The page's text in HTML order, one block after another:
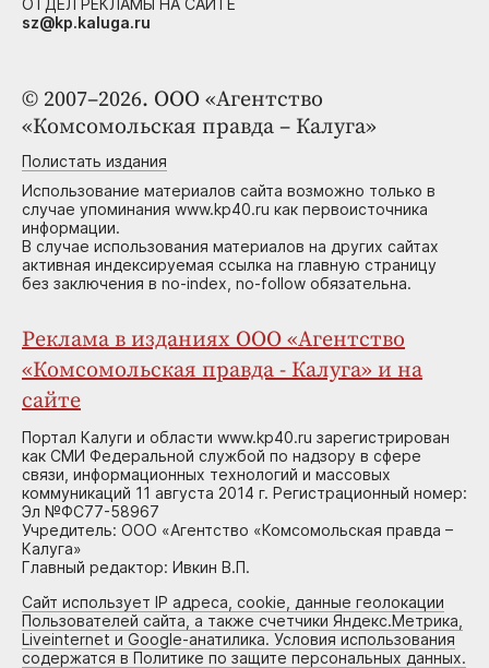
© 2007–2026. ООО «Агентство
«Комсомольская правда – Калуга»
Полистать издания
Использование материалов сайта возможно только в
случае упоминания www.kp40.ru как первоисточника
информации.
В случае использования материалов на других сайтах
активная индексируемая ссылка на главную страницу
без заключения в no-index, no-follow обязательна.
Реклама в изданиях ООО «Агентство
«Комсомольская правда - Калуга» и на
сайте
Портал Калуги и области www.kp40.ru зарегистрирован
как СМИ Федеральной службой по надзору в сфере
связи, информационных технологий и массовых
коммуникаций 11 августа 2014 г. Регистрационный номер:
Эл №ФС77-58967
Учредитель: ООО «Агентство «Комсомольская правда –
Калуга»
Главный редактор: Ивкин В.П.
Сайт использует IP адреса, cookie, данные геолокации
Пользователей сайта, а также счетчики Яндекс.Метрика,
Liveinternet и Google-анатилика. Условия использования
содержатся в Политике по защите персональных данных.
ОТДЕЛ РЕКЛАМЫ НА САЙТЕ
sz@kp.kaluga.ru